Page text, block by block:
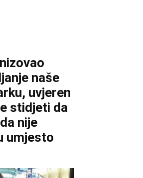
naše
uvjeren
stidjeti da
nije
umjesto